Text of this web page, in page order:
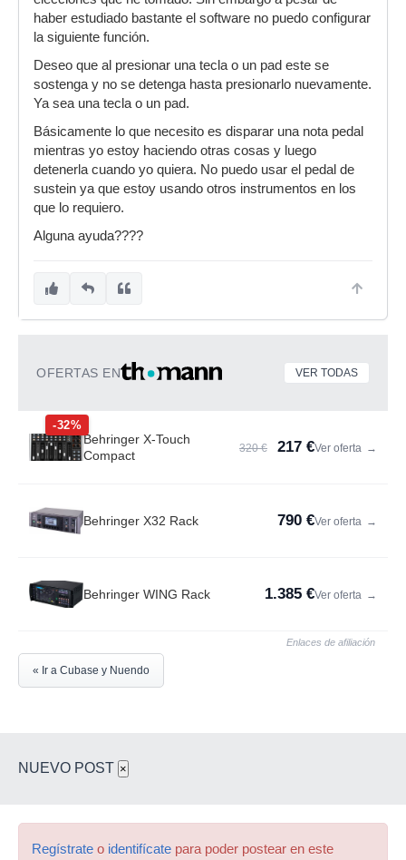
haber estudiado bastante el software no puedo configurar
la siguiente función.
Deseo que al presionar una tecla o un pad este se
sostenga y no se detenga hasta presionarlo nuevamente.
Ya sea una tecla o un pad.
Básicamente lo que necesito es disparar una nota pedal
mientras yo estoy haciendo otras cosas y luego
detenerla cuando yo quiera. No puedo usar el pedal de
sustein ya que estoy usando otros instrumentos en los
que lo requiero.
Alguna ayuda????
OFERTAS EN VER TODAS
-32%
Behringer X-Touch
Compact
320 € 217 €Ver oferta →
Behringer X32 Rack 790 €Ver oferta →
Behringer WING Rack 1.385 €Ver oferta →
Enlaces de afiliación
« Ir a Cubase y Nuendo
NUEVO POST ×
Regístrate o identifícate para poder postear en este